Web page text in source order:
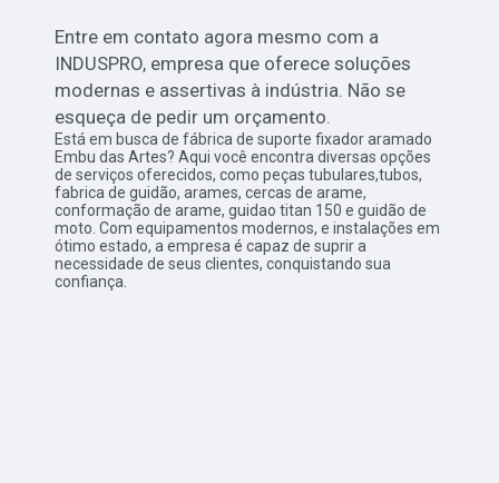
Entre em contato agora mesmo com a
INDUSPRO, empresa que oferece soluções
modernas e assertivas à indústria. Não se
esqueça de pedir um orçamento.
Está em busca de fábrica de suporte fixador aramado
Embu das Artes? Aqui você encontra diversas opções
de serviços oferecidos, como peças tubulares,tubos,
fabrica de guidão, arames, cercas de arame,
conformação de arame, guidao titan 150 e guidão de
moto. Com equipamentos modernos, e instalações em
ótimo estado, a empresa é capaz de suprir a
necessidade de seus clientes, conquistando sua
confiança.